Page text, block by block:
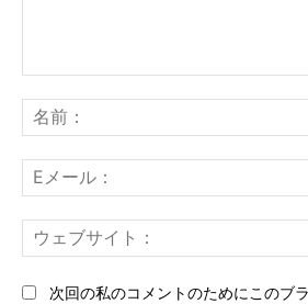
ン
ト：
次回の私のコメントのためにこのブ